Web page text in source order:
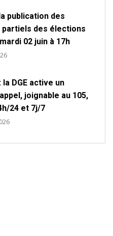
publication des
des élections
02 juin à 17h
DGE active un
joignable au 105,
24 et 7j/7